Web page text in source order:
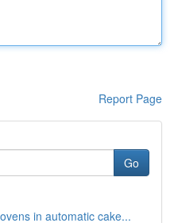
Report Page
Go
in automatic cake...